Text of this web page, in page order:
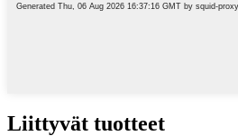
Liittyvät tuotteet